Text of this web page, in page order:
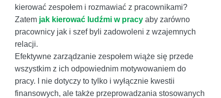
kierować zespołem i rozmawiać z pracownikami?
Zatem jak kierować ludźmi w pracy aby zarówno
pracownicy jak i szef byli zadowoleni z wzajemnych
relacji.
Efektywne zarządzanie zespołem wiąże się przede
wszystkim z ich odpowiednim motywowaniem do
pracy. I nie dotyczy to tylko i wyłącznie kwestii
finansowych, ale także przeprowadzania stosowanych